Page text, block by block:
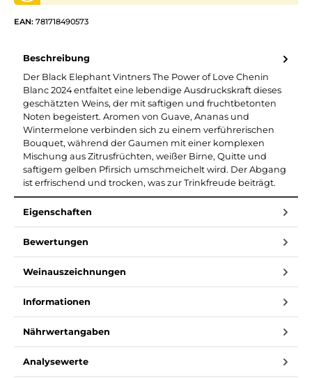
EAN: 781718490573
Beschreibung
Der Black Elephant Vintners The Power of Love Chenin
Blanc 2024 entfaltet eine lebendige Ausdruckskraft dieses
geschätzten Weins, der mit saftigen und fruchtbetonten
Noten begeistert. Aromen von Guave, Ananas und
Wintermelone verbinden sich zu einem verführerischen
Bouquet, während der Gaumen mit einer komplexen
Mischung aus Zitrusfrüchten, weißer Birne, Quitte und
saftigem gelben Pfirsich umschmeichelt wird. Der Abgang
ist erfrischend und trocken, was zur Trinkfreude beiträgt.
Eigenschaften
Bewertungen
Weinauszeichnungen
Informationen
Nährwertangaben
Analysewerte